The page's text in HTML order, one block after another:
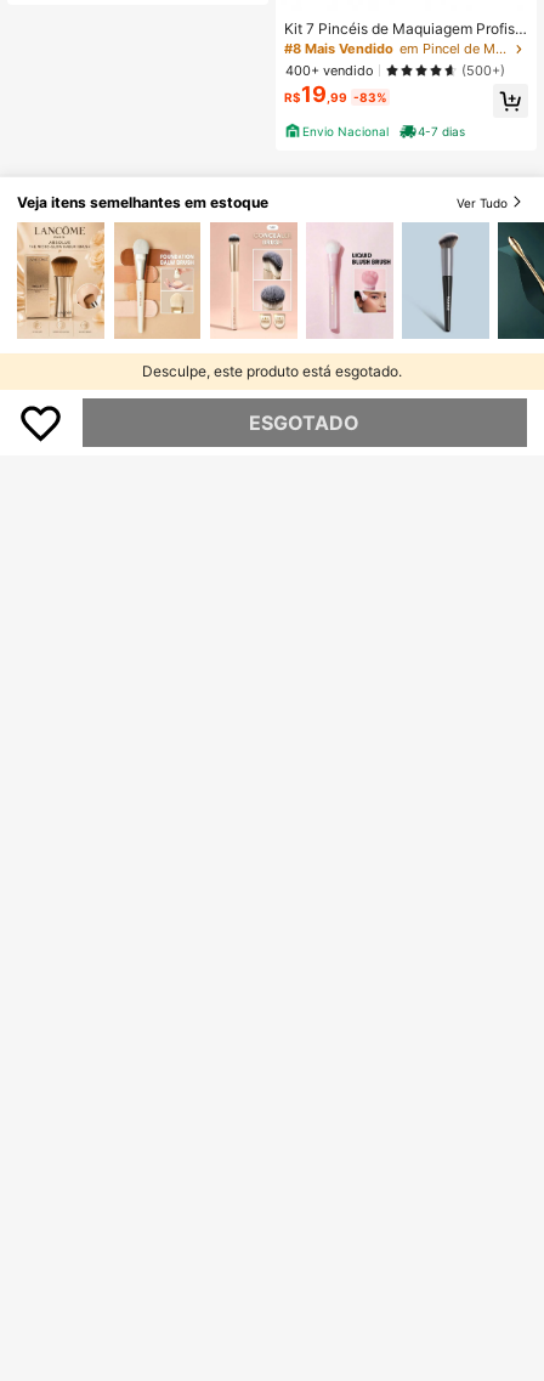
Kit 7 Pincéis de Maquiagem Profissi
onal Rosa – Alta Qualidade Com Ce
rdas Macias Para Rosto e Olhos/ Pr
ecisão e Acabamento Perfeito
#8 Mais Vendido
em Pincel de Maquiagem com Paleta de Cores Macaron
400+ vendido
(500+)
R$19 ,99 -83%
Envio Nacional 4-7 dias
Desculpe, este produto está esgotado.
Veja itens semelhantes em estoque Ver Tudo
ESGOTADO